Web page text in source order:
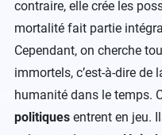
contraire, elle crée les
mortalité fait partie
Cependant, on cherche
immortels, c’est-à-dire de
humanité dans le temps.
politiques entrent en jeu.